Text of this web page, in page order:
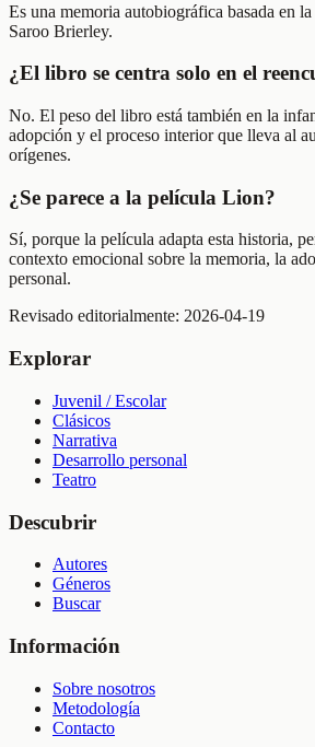
Es una memoria autobiográfica basada en
Saroo Brierley.
¿El libro se centra solo en el
No. El peso del libro está también en la
adopción y el proceso interior que lleva al
orígenes.
¿Se parece a la película Lion?
Sí, porque la película adapta esta historia,
contexto emocional sobre la memoria, la
personal.
Revisado editorialmente: 2026-04-19
Explorar
Juvenil / Escolar
Clásicos
Narrativa
Desarrollo personal
Teatro
Descubrir
Autores
Géneros
Buscar
Información
Sobre nosotros
Metodología
Contacto